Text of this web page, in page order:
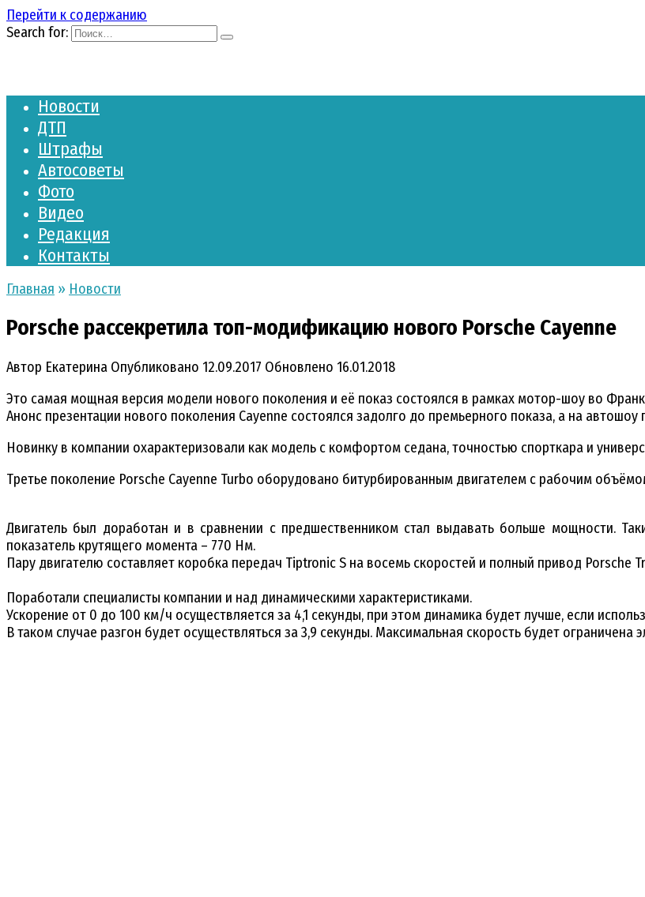
Перейти к содержанию
Search for:
Новости
ДТП
Штрафы
Автосоветы
Фото
Видео
Редакция
Контакты
Главная » Новости
Porsche рассекретила топ-модификацию нового Porsche Cayenne
Автор Екатерина Опубликовано 12.09.2017 Обновлено 16.01.2018
Это самая мощная версия модели нового поколения и её показ состоялся в рамках мотор-шоу во
Анонс презентации нового поколения Cayenne состоялся задолго до премьерного показа, а на
Новинку в компании охарактеризовали как модель с комфортом седана, точностью спорткара и
Третье поколение Porsche Cayenne Turbo оборудовано битурбированным двигателем с рабочим
Двигатель был доработан и в сравнении с предшественником стал выдавать больше мощности.
показатель крутящего момента – 770 Нм.
Пару двигателю составляет коробка передач Tiptronic S на восемь скоростей и полный привод Porsche
Поработали специалисты компании и над динамическими характеристиками.
Ускорение от 0 до 100 км/ч осуществляется за 4,1 секунды, при этом динамика будет лучше, если
В таком случае разгон будет осуществляться за 3,9 секунды. Максимальная скорость будет ограничена